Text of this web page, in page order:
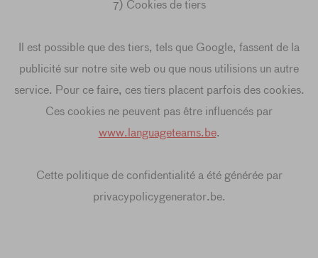
7) Cookies de tiers
Il est possible que des tiers, tels que Google, fassent de la
publicité sur notre site web ou que nous utilisions un autre
service. Pour ce faire, ces tiers placent parfois des cookies.
Ces cookies ne peuvent pas être influencés par
www.languageteams.be.
Cette politique de confidentialité a été générée par
privacypolicygenerator.be.